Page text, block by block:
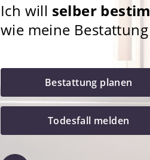
Ich will selber
wie meine
Bestattung planen
Todesfall melden